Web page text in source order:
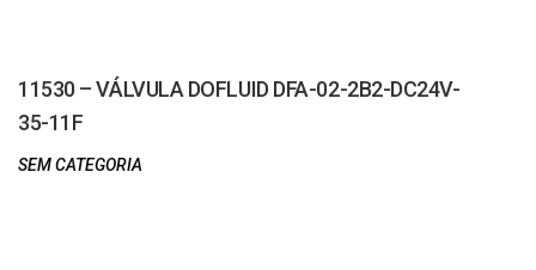
11530 – VÁLVULA DOFLUID DFA-02-2B2-DC24V-
35-11F
SEM CATEGORIA